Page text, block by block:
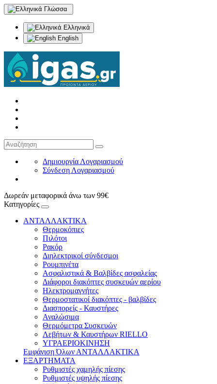
Γλώσσα
Ελληνικά
English
Δημιουργία Λογαριασμού
Σύνδεση Λογαριασμού
Δωρεάν μεταφορικά άνω των 99€
Κατηγορίες
ΑΝΤΑΛΛΑΚΤΙΚΑ
Θερμοκόπιες
Πιλότοι
Ρακόρ
Διηλεκτρικοί σύνδεσμοι
Ρουμπινέτα
Ασφαλιστικά & Βαλβίδες ασφαλείας
Διάφοροι διακόπτες συσκευών αερίου
Ηλεκτρομαγνήτες
Θερμοστατικoί διακόπτες - βαλβίδες
Διασπορείς - Καυστήρες
Αναλώσιμα
Θερμόμετρα Συσκευών
Λεβήτων & Καυστήρων RIELLO
ΥΓΡΑΕΡΙΟΚΙΝΗΣΗ
Εμφάνιση Όλων ΑΝΤΑΛΛΑΚΤΙΚΑ
ΕΞΑΡΤΗΜΑΤΑ
Ρυθμιστές χαμηλής πίεσης
Ρυθμιστές υψηλής πίεσης